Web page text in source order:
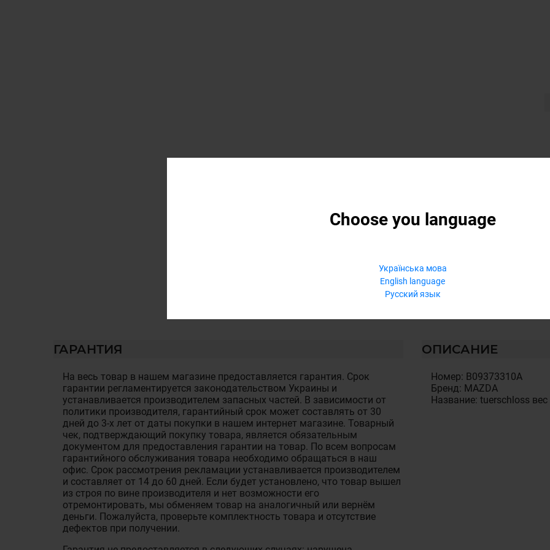
Choose you language
Українська мова
English language
Русский язык
ГАРАНТИЯ
На весь товар в нашем магазине предоставляется гарантия. Срок
гарантии регламентируется законодательством Украины и
устанавливается производителем запасных частей. В зависимости от
политики производителя, гарантийный срок может составлять от 30
дней до 3-х лет от даты покупки в нашем интернет магазине. Товарный
чек, подтверждающий покупку товара, является обязательным
документом для предоставления гарантии на товар. По всем вопросам
гарантийного обслуживания товара необходимо обращаться в наш
офис. Срок рассмотрения рекламации устанавливается производителем
и составляет от 14 до 60 дней. Если будет установлено, что товар вышел
из строя по вине производителя и нет возможности его
отремонтировать, мы обменяем товар на аналогичный или вернём
деньги. Пожалуйста, проверьте комплектность товара и отсутствие
дефектов при получении.
ОПИСАНИЕ
Номер: B09373310A
Бренд: MAZDA
Название: tuerschloss вес